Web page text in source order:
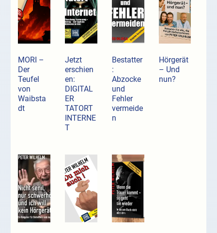
MORI –
Der
Teufel
von
Waibsta
dt
Jetzt
erschien
en:
DIGITAL
ER
TATORT
INTERNE
T
Bestatter
:
Abzocke
und
Fehler
vermeide
n
Hörgerät
– Und
nun?